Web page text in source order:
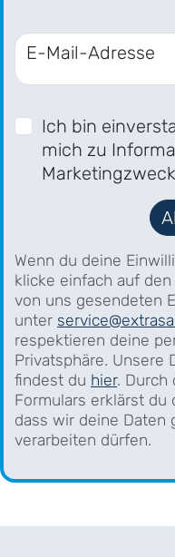
E-Mail-Adresse
Ich bin
mich zu
Wenn du deine
klicke einfach auf
von uns gesendeten
unter
respektieren deine
Privatsphäre. Unsere
findest du hier. Durch
Formulars erklärst du
dass wir deine Daten
verarbeiten dürfen.